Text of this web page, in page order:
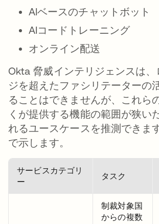
AIベースのチャットボット
AIコードトレーニング
オンライン配送
Okta 脅威インテリジェンスは
ジを超えたファシリテーターの
ることはできませんが、これら
くが提供する機能の範囲が狭い
れるユースケースを推測できま
で示します。
サービスカテゴリ
ー
タスク
制裁対象国
からの複数